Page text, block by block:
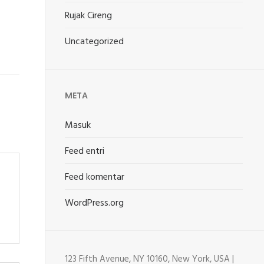
Rujak Cireng
Uncategorized
META
Masuk
Feed entri
Feed komentar
WordPress.org
123 Fifth Avenue, NY 10160, New York, USA |